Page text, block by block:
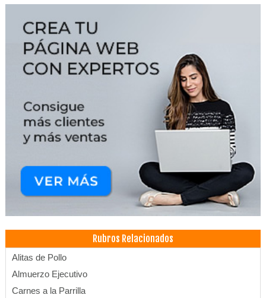
Rubros Relacionados
Alitas de Pollo
Almuerzo Ejecutivo
Carnes a la Parrilla